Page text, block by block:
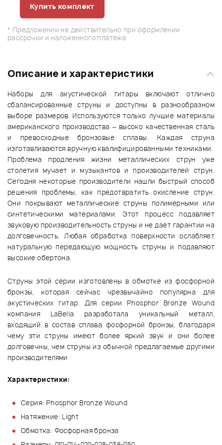
Купить комплект
* Предложении не действительно при оформлении
рассрочки и наложенного платежа
Описание и характеристики
Наборы для акустической гитары включают отлично
сбалансированные струны и доступны в разнообразном
выборе размеров. Используются только лучшие материалы
американского производства – высоко качественная сталь
и превосходные бронзовые сплавы. Каждая струна
изготавливаются вручную квалифицированными техниками.
Проблема продления жизни металлических струн уже
столетия мучает и музыкантов и производителей струн.
Сегодня некоторые производители нашли быстрый способ
решения проблемы, как предотвратить окисление струн.
Они покрывают металлические струны полимерными или
синтетическими материалами. Этот процесс подавляет
звуковую производительность струны и не дает гарантии на
долговечность. Любая обработка поверхности ослабляет
натуральную передающую мощность струны и подавляют
высокие обертона.
Струны этой серии изготовлены в обмотке из фосфорной
бронзы, которая сейчас чрезвычайно популярна для
акустических гитар. Для серии Phosphor Bronze Wound
компания LaBella разработала уникальный металл,
входящий в состав сплава фосфорной бронзы, благодаря
чему эти струны имеют более яркий звук и они более
долговечны, чем струны из обычной предлагаемые другими
производителями
Характеристики:
Серия: Phosphor Bronze Wound
Натяжение: Light
Обмотка: Фосфорная бронза